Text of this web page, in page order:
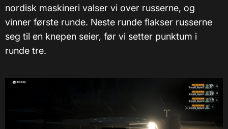
nordisk maskineri valser vi over russerne, og
vinner første runde. Neste runde flakser russerne
seg til en knepen seier, før vi setter punktum i
runde tre.